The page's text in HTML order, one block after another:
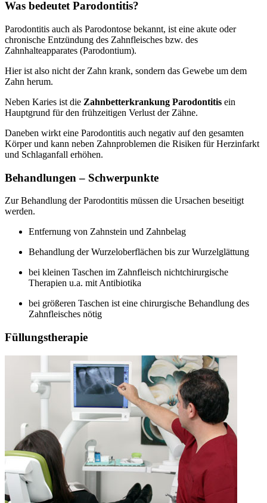
Was bedeutet Parodontitis?
Parodontitis auch als Parodontose bekannt, ist eine akute oder
chronische Entzündung des Zahnfleisches bzw. des
Zahnhalteapparates (Parodontium).
Hier ist also nicht der Zahn krank, sondern das Gewebe um dem
Zahn herum.
Neben Karies ist die Zahnbetterkrankung Parodontitis ein
Hauptgrund für den frühzeitigen Verlust der Zähne.
Daneben wirkt eine Parodontitis auch negativ auf den gesamten
Körper und kann neben Zahnproblemen die Risiken für Herzinfarkt
und Schlaganfall erhöhen.
Behandlungen – Schwerpunkte
Zur Behandlung der Parodontitis müssen die Ursachen beseitigt
werden.
Entfernung von Zahnstein und Zahnbelag
Behandlung der Wurzeloberflächen bis zur Wurzelglättung
bei kleinen Taschen im Zahnfleisch nichtchirurgische
Therapien u.a. mit Antibiotika
bei größeren Taschen ist eine chirurgische Behandlung des
Zahnfleisches nötig
Füllungstherapie